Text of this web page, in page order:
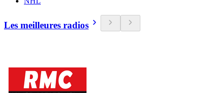
Les meilleures radios